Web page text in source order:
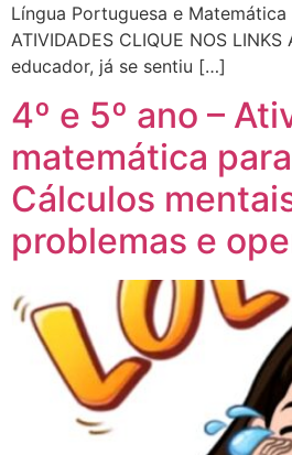
Língua Portuguesa e
ATIVIDADES CLIQUE NOS LINKS
educador, já se sentiu […]
4º e 5º ano –
matemática
Cálculos
problemas e